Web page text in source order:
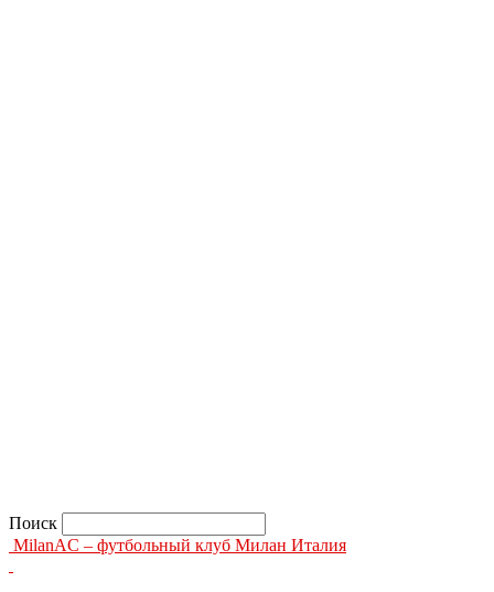
Поиск
MilanAC – футбольный клуб Милан Италия